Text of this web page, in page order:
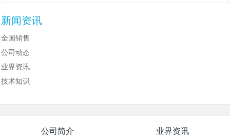
新闻资讯
全国销售
公司动态
业界资讯
技术知识
公司简介
业界资讯